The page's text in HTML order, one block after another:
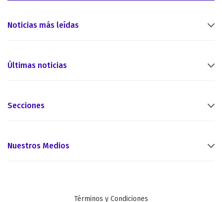
Noticias más leídas
Últimas noticias
Secciones
Nuestros Medios
Términos y Condiciones